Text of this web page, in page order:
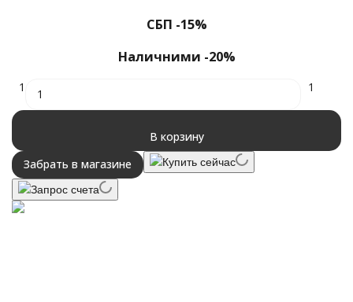
СБП -15%
Наличними -20%
1 1
В корзину
Забрать в магазине
Купить сейчас
Запрос счета